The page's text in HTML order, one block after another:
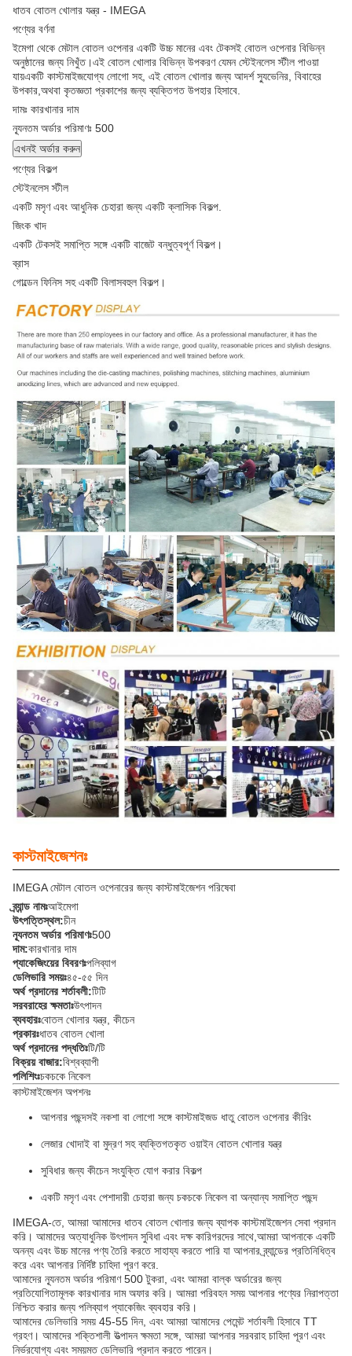
ধাতব বোতল খোলার যন্ত্র - IMEGA
পণ্যের বর্ণনা
ইমেগা থেকে মেটাল বোতল ওপেনার একটি উচ্চ মানের এবং টেকসই বোতল ওপেনার বিভিন্ন
অনুষ্ঠানের জন্য নিখুঁত।এই বোতল খোলার বিভিন্ন উপকরণ যেমন স্টেইনলেস স্টীল পাওয়া
যায়একটি কাস্টমাইজযোগ্য লোগো সহ, এই বোতল খোলার জন্য আদর্শ স্যুভেনির, বিবাহের
উপকার,অথবা কৃতজ্ঞতা প্রকাশের জন্য ব্যক্তিগত উপহার হিসাবে.
দামঃ কারখানার দাম
ন্যূনতম অর্ডার পরিমাণঃ 500
এখনই অর্ডার করুন
পণ্যের বিকল্প
স্টেইনলেস স্টীল
একটি মসৃণ এবং আধুনিক চেহারা জন্য একটি ক্লাসিক বিকল্প.
জিংক খাদ
একটি টেকসই সমাপ্তি সঙ্গে একটি বাজেট বন্ধুত্বপূর্ণ বিকল্প।
ব্রাস
গোল্ডেন ফিনিস সহ একটি বিলাসবহুল বিকল্প।
কাস্টমাইজেশনঃ
IMEGA মেটাল বোতল ওপেনারের জন্য কাস্টমাইজেশন পরিষেবা
ব্র্যান্ড নামঃআইমেগা
উৎপত্তিস্থল:চীন
ন্যূনতম অর্ডার পরিমাণঃ500
দাম:কারখানার দাম
প্যাকেজিংয়ের বিবরণঃপলিব্যাগ
ডেলিভারি সময়ঃ৪৫-৫৫ দিন
অর্থ প্রদানের শর্তাবলী:টিটি
সরবরাহের ক্ষমতাঃউৎপাদন
ব্যবহারঃবোতল খোলার যন্ত্র, কীচেন
প্রকারঃধাতব বোতল খোলা
অর্থ প্রদানের পদ্ধতিঃটি/টি
বিক্রয় বাজার:বিশ্বব্যাপী
পলিশিংঃচকচকে নিকেল
কাস্টমাইজেশন অপশনঃ
আপনার পছন্দসই নকশা বা লোগো সঙ্গে কাস্টমাইজড ধাতু বোতল ওপেনার কীরিং
লেজার খোদাই বা মুদ্রণ সহ ব্যক্তিগতকৃত ওয়াইন বোতল খোলার যন্ত্র
সুবিধার জন্য কীচেন সংযুক্তি যোগ করার বিকল্প
একটি মসৃণ এবং পেশাদারী চেহারা জন্য চকচকে নিকেল বা অন্যান্য সমাপ্তি পছন্দ
IMEGA-তে, আমরা আমাদের ধাতব বোতল খোলার জন্য ব্যাপক কাস্টমাইজেশন সেবা প্রদান
করি। আমাদের অত্যাধুনিক উৎপাদন সুবিধা এবং দক্ষ কারিগরদের সাথে,আমরা আপনাকে একটি
অনন্য এবং উচ্চ মানের পণ্য তৈরি করতে সাহায্য করতে পারি যা আপনার ব্র্যান্ডের প্রতিনিধিত্ব
করে এবং আপনার নির্দিষ্ট চাহিদা পূরণ করে.
আমাদের ন্যূনতম অর্ডার পরিমাণ 500 টুকরা, এবং আমরা বাল্ক অর্ডারের জন্য
প্রতিযোগিতামূলক কারখানার দাম অফার করি। আমরা পরিবহন সময় আপনার পণ্যের নিরাপত্তা
নিশ্চিত করার জন্য পলিব্যাগ প্যাকেজিং ব্যবহার করি।
আমাদের ডেলিভারি সময় 45-55 দিন, এবং আমরা আমাদের পেমেন্ট শর্তাবলী হিসাবে TT
গ্রহণ। আমাদের শক্তিশালী উত্পাদন ক্ষমতা সঙ্গে, আমরা আপনার সরবরাহ চাহিদা পূরণ এবং
নির্ভরযোগ্য এবং সময়মত ডেলিভারি প্রদান করতে পারেন।